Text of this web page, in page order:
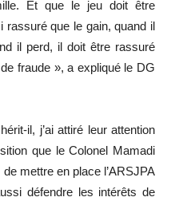
Et que le jeu doit être
rassuré que le gain, quand il
il perd, il doit être rassuré
de fraude », a expliqué le DG
il, j’ai attiré leur attention
que le Colonel Mamadi
mettre en place l’ARSJPA
défendre les intérêts de